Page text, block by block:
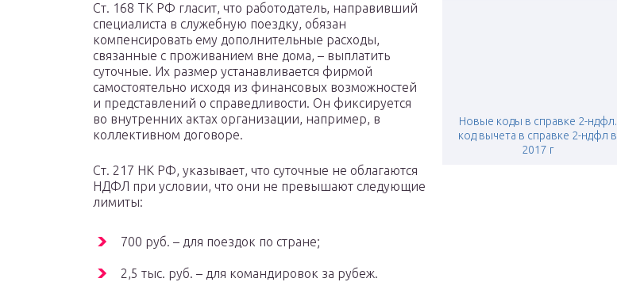
Новые коды в справке 2-ндфл.
код вычета в справке 2-ндфл в
2017 г
Ст. 168 ТК РФ гласит, что работодатель, направивший
специалиста в служебную поездку, обязан
компенсировать ему дополнительные расходы,
связанные с проживанием вне дома, – выплатить
суточные. Их размер устанавливается фирмой
самостоятельно исходя из финансовых возможностей
и представлений о справедливости. Он фиксируется
во внутренних актах организации, например, в
коллективном договоре.
Ст. 217 НК РФ, указывает, что суточные не облагаются
НДФЛ при условии, что они не превышают следующие
лимиты:
700 руб. – для поездок по стране;
2,5 тыс. руб. – для командировок за рубеж.